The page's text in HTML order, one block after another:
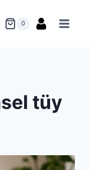
0
tüy